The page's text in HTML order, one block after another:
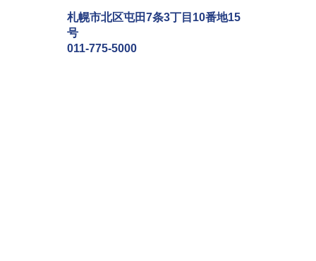
札幌市北区屯田7条3丁目10番地15
号
011-775-5000